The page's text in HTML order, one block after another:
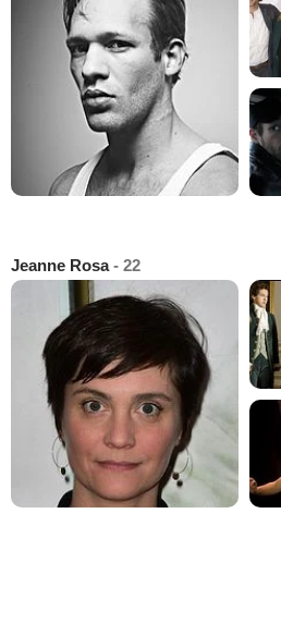
Jeanne Rosa- 22